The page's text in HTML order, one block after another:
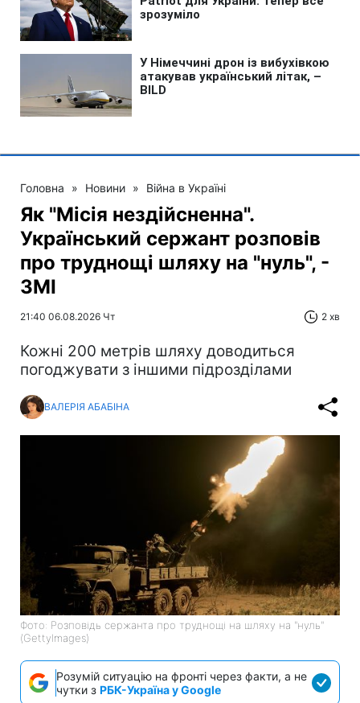
Головна » Новини » Війна в Україні
Як "Місія нездійсненна".
Український сержант розповів
про труднощі шляху на "нуль", -
ЗМІ
21:40 06.08.2026 Чт 2 хв
Кожні 200 метрів шляху доводиться
погоджувати з іншими підрозділами
ВАЛЕРІЯ АБАБІНА
Фото: Розповідь сержанта про труднощі на шляху на "нуль"
(GettyImages)
Розумій ситуацію на фронті через факти, а не
чутки з РБК-Україна у Google